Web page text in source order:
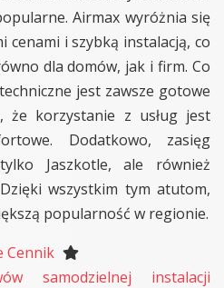
Airmax wyróżnia się
cenami i szybką instalacją, co
dla domów, jak i firm. Co
jest zawsze gotowe
że korzystanie z usług jest
Dodatkowo, zasięg
Jaszkotle, ale również
wszystkim tym atutom,
popularność w regionie.
Cennik
samodzielnej instalacji